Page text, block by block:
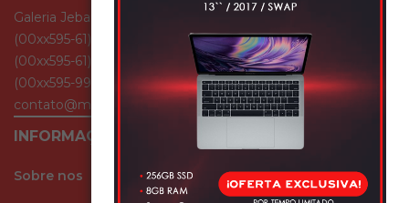
Galeria Jebai Center
(00xx595-61) 501 054
(00xx595-61) 510 539
(00xx595-994) 329 275
contato@mundodocelular.com
INFORMAÇÃO
Sobre nos